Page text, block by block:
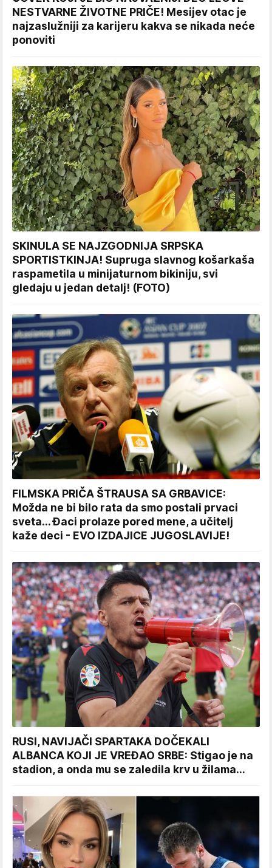
NESTVARNE ŽIVOTNE PRIČE! Mesijev otac je
najzaslužniji za karijeru kakva se nikada neće
ponoviti
SKINULA SE NAJZGODNIJA SRPSKA
SPORTISTKINJA! Supruga slavnog košarkaša
raspametila u minijaturnom bikiniju, svi
gledaju u jedan detalj! (FOTO)
FILMSKA PRIČA ŠTRAUSA SA GRBAVICE:
Možda ne bi bilo rata da smo postali prvaci
sveta... Đaci prolaze pored mene, a učitelj
kaže deci - EVO IZDAJICE JUGOSLAVIJE!
RUSI, NAVIJAČI SPARTAKA DOČEKALI
ALBANCA KOJI JE VREĐAO SRBE: Stigao je na
stadion, a onda mu se zaledila krv u žilama...